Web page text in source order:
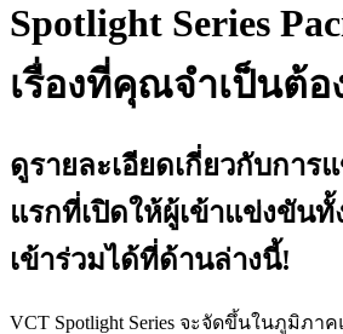
Spotlight Series
เรื่องที่คุณจำเป็นต้อ
ดูรายละเอียดเกี่ยวกับการ
แรกที่เปิดให้ผู้เข้าแข่งขัน
เข้าร่วมได้ที่ด้านล่างนี้!
VCT Spotlight Series จะจัดขึ้นในภูมิภา